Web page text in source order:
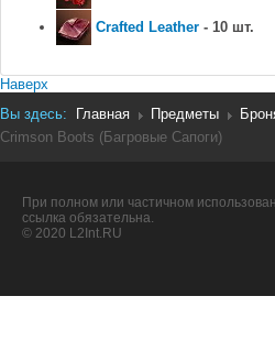
Crafted Leather - 10 шт.
Наверх
Вы здесь:
Главная Предметы
Crimson Boots (Багровые Сапоги)
При полном или частичном
ссылка обязательна.
© 2020 L2Int.RU